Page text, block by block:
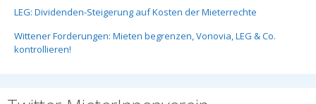
LEG: Dividenden-Steigerung auf Kosten der Mieterrechte
Wittener Forderungen: Mieten begrenzen, Vonovia, LEG & Co.
kontrollieren!